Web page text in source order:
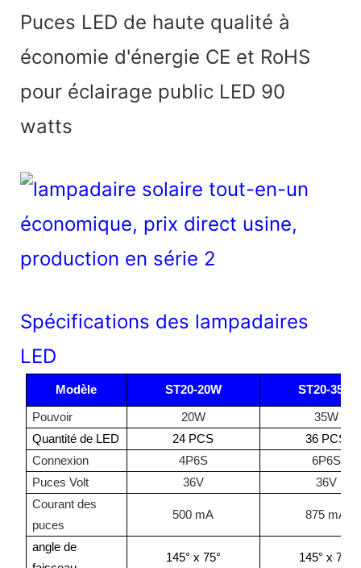
Puces LED de haute qualité à
économie d'énergie CE et RoHS
pour éclairage public LED 90
watts
Spécifications des lampadaires
LED
Modèle ST20-20W ST20-35W
Pouvoir 20W
35W
Quantité de LED
24 PCS
36 PCS
Connexion
4P6S
6P6S
Puces Volt
36V
36V
Courant des
puces
500 mA 875 mA
angle de
145° x 75° 145° x 75°